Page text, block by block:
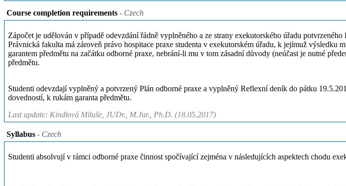
Course completion requirements - Czech
Zápočet je udělován v případě odevzdání řádně vyplněného a ze strany exekutorského úřadu
Právnická fakulta má zároveň právo hospitace praxe studenta v exekutorském úřadu, k jejímuž
garantem předmětu na začátku odborné praxe, nebrání-li mu v tom zásadní důvody (neúčast je nutné
předmětu.
Studenti odevzdají vyplněný a potvrzený Plán odborné praxe a vyplněný Reflexní deník do pátku
dovedností, k rukám garanta předmětu.
Last update: Kindlová Miluše, JUDr., M.Jur., Ph.D. (18.05.2017)
Syllabus - Czech
Studenti absolvují v rámci odborné praxe činnost spočívající zejména v následujících aspektech chodu